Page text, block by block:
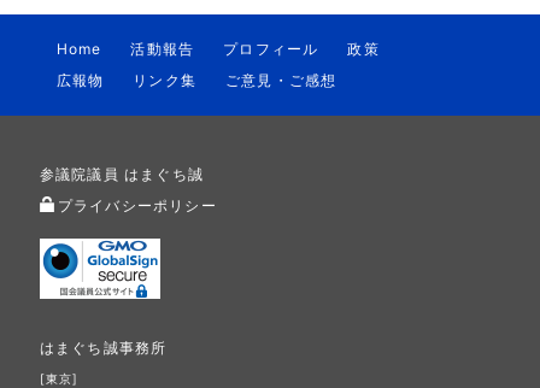
Home 活動報告 プロフィール
政策
広報物
リンク集 ご意見・ご感想
参議院議員 はまぐち誠
プライバシーポリシー
はまぐち誠事務所
[東京]